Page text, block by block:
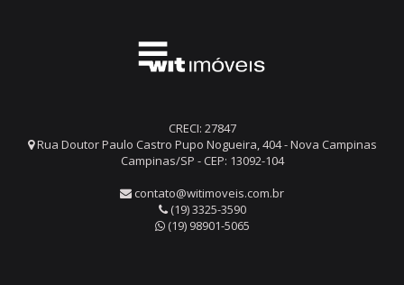
CRECI: 27847
Rua Doutor Paulo Castro Pupo Nogueira, 404 - Nova Campinas
Campinas/SP - CEP: 13092-104
contato@witimoveis.com.br
(19) 3325-3590
(19) 98901-5065